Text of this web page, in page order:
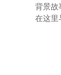
背景故
在这里